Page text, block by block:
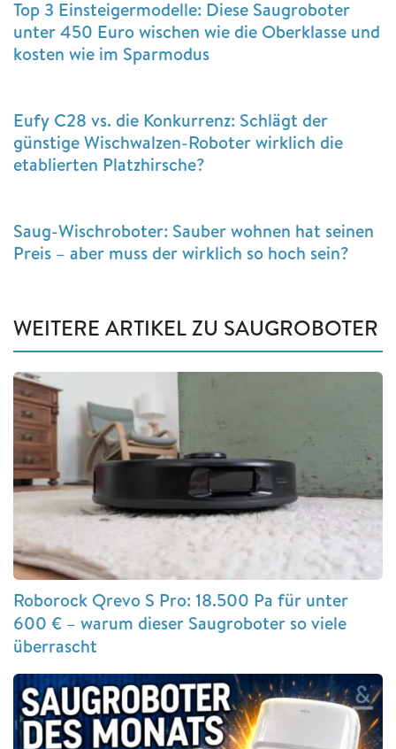
Top 3 Einsteigermodelle: Diese Saugroboter
unter 450 Euro wischen wie die Oberklasse und
kosten wie im Sparmodus
Eufy C28 vs. die Konkurrenz: Schlägt der
günstige Wischwalzen-Roboter wirklich die
etablierten Platzhirsche?
Saug-Wischroboter: Sauber wohnen hat seinen
Preis – aber muss der wirklich so hoch sein?
WEITERE ARTIKEL ZU SAUGROBOTER
Roborock Qrevo S Pro: 18.500 Pa für unter
600 € – warum dieser Saugroboter so viele
überrascht